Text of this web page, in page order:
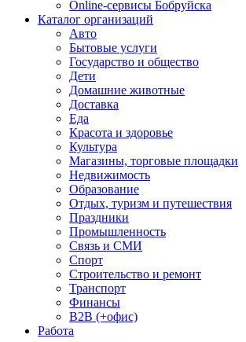
Online-сервисы Бобруйска
Каталог организаций
Авто
Бытовые услуги
Государство и общество
Дети
Домашние животные
Доставка
Еда
Красота и здоровье
Культура
Магазины, торговые площадки
Недвижимость
Образование
Отдых, туризм и путешествия
Праздники
Промышленность
Связь и СМИ
Спорт
Строительство и ремонт
Транспорт
Финансы
B2B (+офис)
Работа